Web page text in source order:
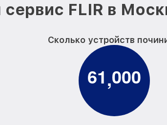
FLIR в
Сколько устройств
61,000